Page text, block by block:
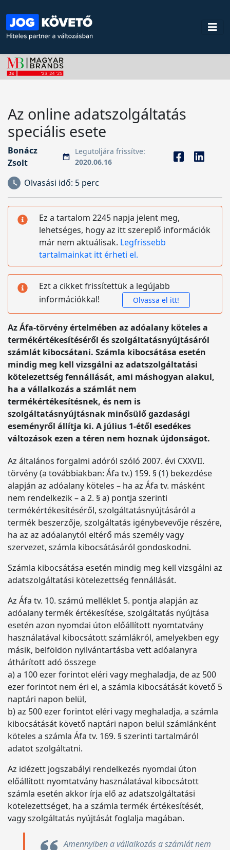
Az online adatszolgáltatás
speciális esete
Bonácz
Zsolt
Legutoljára frissítve:
2020.06.16
Olvasási idő: 5 perc
Ez a tartalom 2245 napja jelent meg,
lehetséges, hogy az itt szereplő információk
már nem aktuálisak. Legfrissebb
tartalmainkat itt érheti el.
Ezt a cikket frissítettük a legújabb
információkkal!
Olvassa el itt!
Az Áfa-törvény értelmében az adóalany köteles a
termékértékesítéséről és szolgáltatásnyújtásáról
számlát kibocsátani. Számla kibocsátása esetén
mindig meg kell vizsgálni az adatszolgáltatási
kötelezettség fennállását, ami máshogyan alakul,
ha a vállalkozás a számlát nem
termékértékesítésnek, és nem is
szolgáltatásnyújtásnak minősülő gazdasági
eseményről állítja ki. A július 1-étől esedékes
változások ezen a téren nem hoznak újdonságot.
Az általános forgalmi adóról szóló 2007. évi CXXVII.
törvény (a továbbiakban: Áfa tv.) 159. § (1) bekezdése
alapján az adóalany köteles – ha az Áfa tv. másként
nem rendelkezik – a 2. § a) pontja szerinti
termékértékesítéséről, szolgáltatásnyújtásáról a
termék beszerzője, szolgáltatás igénybevevője részére,
ha az az adóalanytól eltérő más személy vagy
szervezet, számla kibocsátásáról gondoskodni.
Számla kibocsátása esetén mindig meg kell vizsgálni az
adatszolgáltatási kötelezettség fennállását.
Az Áfa tv. 10. számú melléklet 5. pontja alapján az
adóalany termék értékesítése, szolgáltatás nyújtása
esetén azon nyomdai úton előállított nyomtatvány
használatával kibocsátott számlákról, amelyekben egy
másik, belföldön nyilvántartásba vett adóalanyra
áthárított adó összege
a) a 100 ezer forintot eléri vagy meghaladja, de az 500
ezer forintot nem éri el, a számla kibocsátását követő 5
naptári napon belül,
b) az 500 ezer forintot eléri vagy meghaladja, a számla
kibocsátását követő naptári napon belül számlánként
köteles a számla Áfa tv. 169. § szerinti tartalmáról
adatot szolgáltatni.
Az idézett jogszabályi rendelkezés nyomdai úton
előállított nyomtatvány használatával kibocsátott
számla esetén akkor írja elő az adatszolgáltatási
kötelezettséget, ha a számla termék értékesítését,
vagy szolgáltatás nyújtását foglalja magában.
Amennyiben a vállalkozás a számlát nem